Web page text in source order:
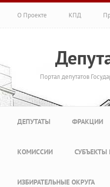
О Проекте КПД
Портал депутатов
Главное меню
ДЕПУТАТЫ ФРАКЦИИ
КОМИССИИ СУБЪЕКТЫ
ИЗБИРАТЕЛЬНЫЕ ОКРУГА